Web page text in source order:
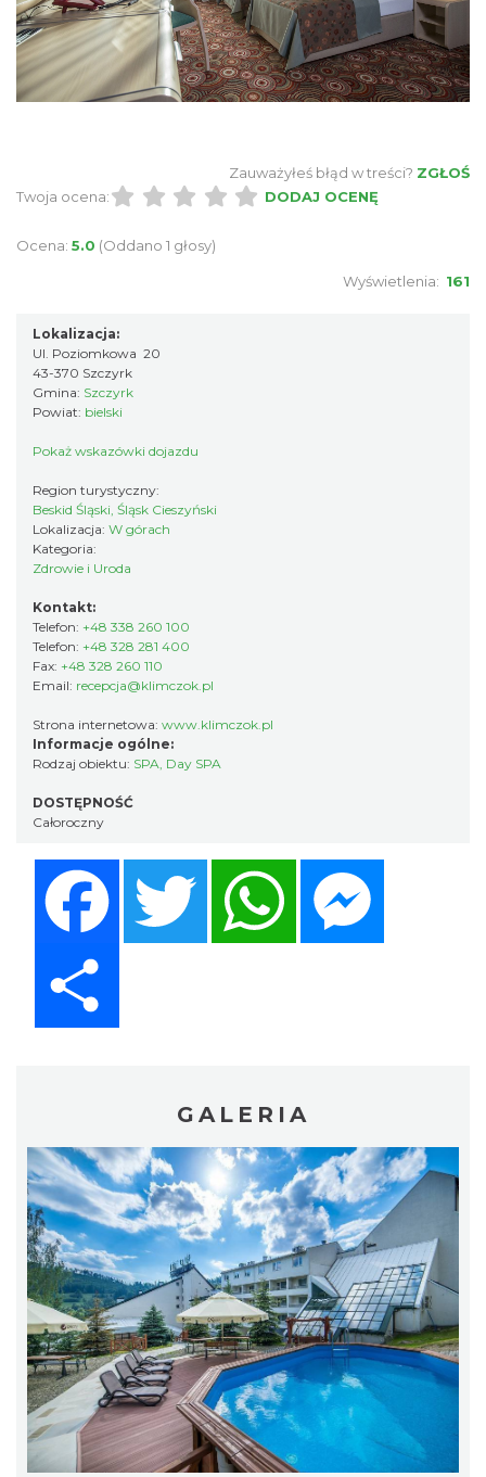
Zauważyłeś błąd w treści? ZGŁOŚ
Twoja ocena:
DODAJ OCENĘ
Ocena: 5.0 (Oddano 1 głosy)
Wyświetlenia: 161
Lokalizacja:
Ul. Poziomkowa 20
43-370 Szczyrk
Gmina: Szczyrk
Powiat: bielski
Pokaż wskazówki dojazdu
Region turystyczny:
Beskid Śląski, Śląsk Cieszyński
Lokalizacja: W górach
Kategoria:
Zdrowie i Uroda
Kontakt:
Telefon: +48 338 260 100
Telefon: +48 328 281 400
Fax: +48 328 260 110
Email: recepcja@klimczok.pl
Strona internetowa: www.klimczok.pl
Informacje ogólne:
Rodzaj obiektu: SPA Day SPA
DOSTĘPNOŚĆ
Całoroczny
Twitter
GALERIA